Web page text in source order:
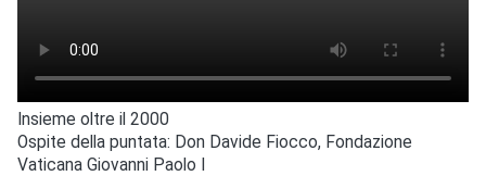
Insieme oltre il 2000
Ospite della puntata: Don Davide Fiocco, Fondazione
Vaticana Giovanni Paolo I